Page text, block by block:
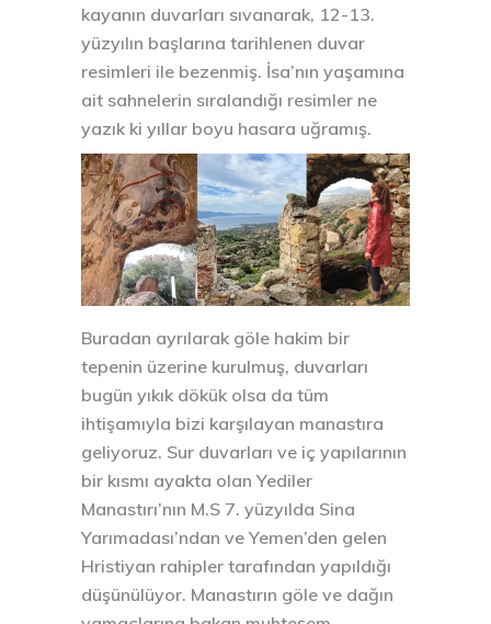
kayanın duvarları sıvanarak, 12-13.
yüzyılın başlarına tarihlenen duvar
resimleri ile bezenmiş. İsa’nın yaşamına
ait sahnelerin sıralandığı resimler ne
yazık ki yıllar boyu hasara uğramış.
Buradan ayrılarak göle hakim bir
tepenin üzerine kurulmuş, duvarları
bugün yıkık dökük olsa da tüm
ihtişamıyla bizi karşılayan manastıra
geliyoruz. Sur duvarları ve iç yapılarının
bir kısmı ayakta olan Yediler
Manastırı’nın M.S 7. yüzyılda Sina
Yarımadası’ndan ve Yemen’den gelen
Hristiyan rahipler tarafından yapıldığı
düşünülüyor. Manastırın göle ve dağın